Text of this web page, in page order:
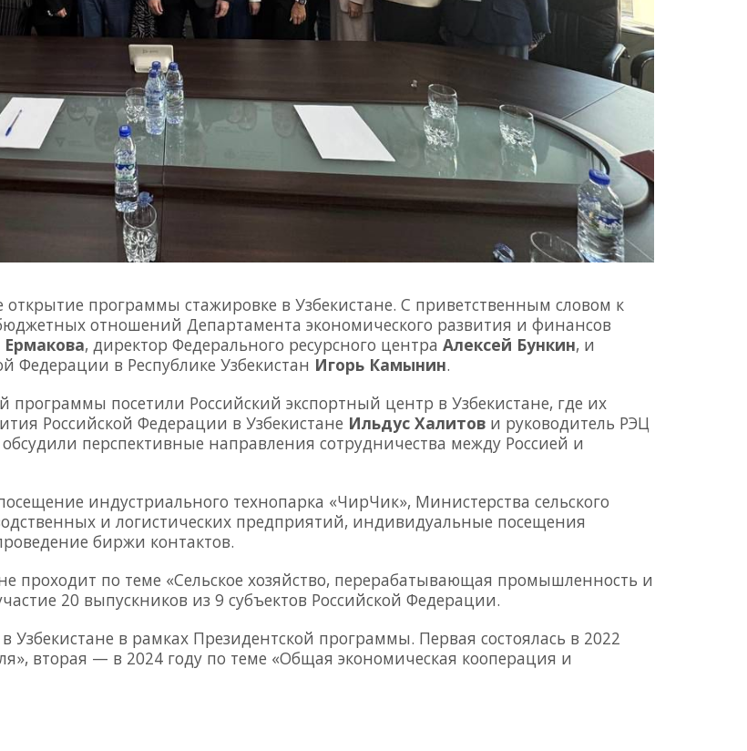
открытие программы стажировке в Узбекистане. С приветственным словом к
отношений Департамента экономического развития и финансов
Ермакова, директор Федерального ресурсного центра Алексей Бункин, и
Федерации в Республике Узбекистан Игорь Камынин.
посетили Российский экспортный центр в Узбекистане, где их
Российской Федерации в Узбекистане Ильдус Халитов и руководитель РЭЦ
перспективные направления сотрудничества между Россией и
индустриального технопарка «ЧирЧик», Министерства сельского
и логистических предприятий, индивидуальные посещения
биржи контактов.
проходит по теме «Сельское хозяйство, перерабатывающая промышленность и
20 выпускников из 9 субъектов Российской Федерации.
Узбекистане в рамках Президентской программы. Первая состоялась в 2022
вторая — в 2024 году по теме «Общая экономическая кооперация и